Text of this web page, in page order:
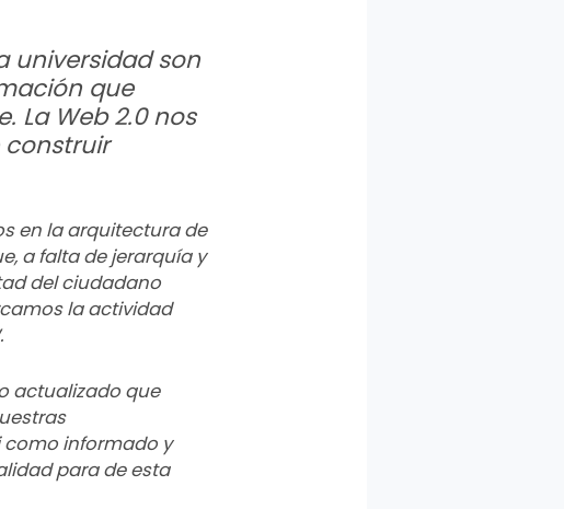
universidad son
que
La Web 2.0 nos
en la arquitectura de
a falta de jerarquía y
del ciudadano
la actividad
actualizado que
como informado y
para de esta